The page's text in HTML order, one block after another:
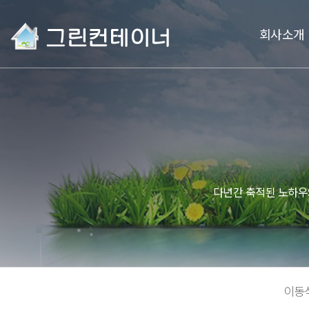
회사소개
다년간 축적된 노하
이동